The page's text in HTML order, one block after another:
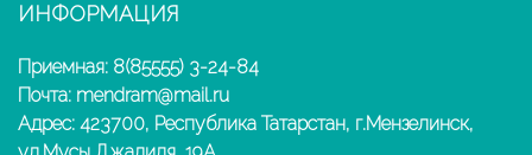
ИНФОРМАЦИЯ
Приемная: 8(85555) 3-24-84
Почта: mendram@mail.ru
Адрес: 423700, Республика Татарстан, г.Мензелинск,